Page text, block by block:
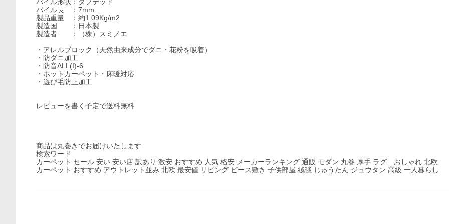
パイル形状：タフテッド
パイル長 ：7mm
製品重量 ：約1.09Kg/m2
製造国 ：日本製
製造者 ：（株）スミノエ
・アレルブロック（天然由来成分でダニ・花粉を吸着）
・防ダニ加工
・防音ΔLL(I)-6
・ホットカーペット・床暖対応
・遊び毛防止加工
レビューを書く予定で送料無料
商品は丸巻きでお届けいたします
検索ワード
カーペット セール 安い 安い店 訳あり 激安 おすすめ 人気 格安 メーカーランキング 通販 モダン 丸巻 厚手 ラグ おしゃれ 北欧
カーペット おすすめ アウトレット並み 北欧 最安値 リビング ピース敷き 子供部屋 絨毯 じゅうたん ジュウタン 高級 一人暮らし